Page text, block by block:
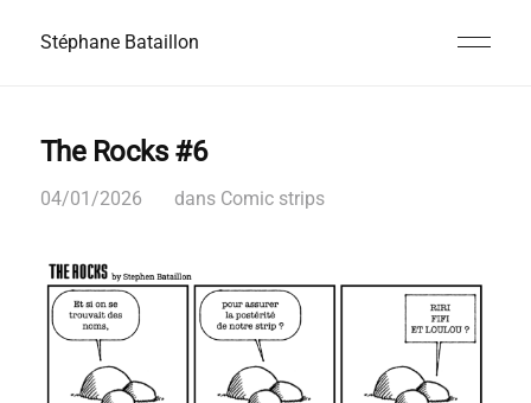
Stéphane Bataillon
The Rocks #6
04/01/2026 dans Comic strips